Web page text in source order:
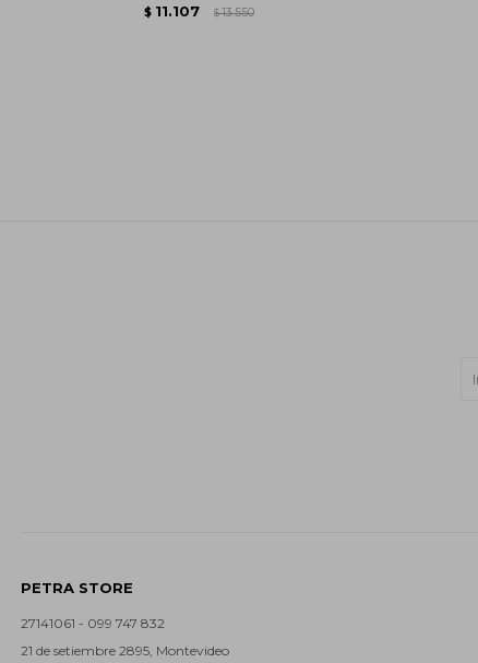
$ 11.107 $ 13.550
PETRA STORE
27141061 - 099 747 832
21 de setiembre 2895, Montevideo